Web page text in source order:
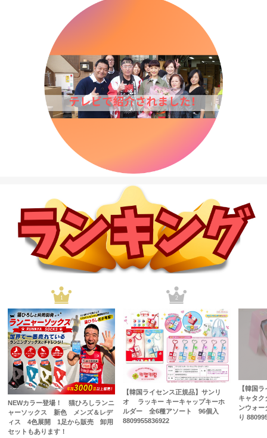
1
NEWカラー登場！ 猫ひろしランニ
ャーソックス 新色 メンズ＆レデ
ィス 4色展開 1足から販売 卸用
セットもあります！
2
【韓国ライセンス正規品】サンリ
オ ラッキー キーキャップキーホ
ルダー 全6種アソート 96個入
8809955836922
【韓国
キャタ
ンウォ
り